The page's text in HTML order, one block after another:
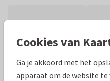
Cookies van
Ga je akkoord met het
apparaat om de website